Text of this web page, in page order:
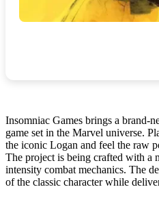
Insomniac Games brings a brand-
game set in the Marvel universe.
the iconic Logan and feel the raw
The project is being crafted with a
intensity combat mechanics. The
of the classic character while